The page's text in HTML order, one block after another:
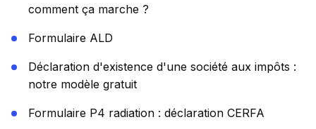
comment ça marche ?
Formulaire ALD
Déclaration d'existence d'une société aux impôts :
notre modèle gratuit
Formulaire P4 radiation : déclaration CERFA